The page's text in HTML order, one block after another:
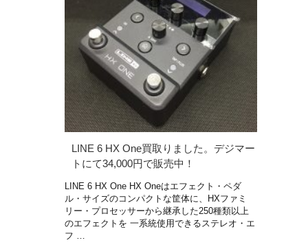
LINE 6 HX One買取りました。デジマー
トにて34,000円で販売中！
LINE 6 HX One HX Oneはエフェクト・ペダ
ル・サイズのコンパクトな筐体に、HXファミ
リー・プロセッサーから継承した250種類以上
のエフェクトを 一系統使用できるステレオ・エ
フ …